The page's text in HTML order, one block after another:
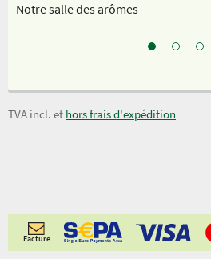
Notre salle des arômes
TVA incl. et hors frais d'expédition
Facture